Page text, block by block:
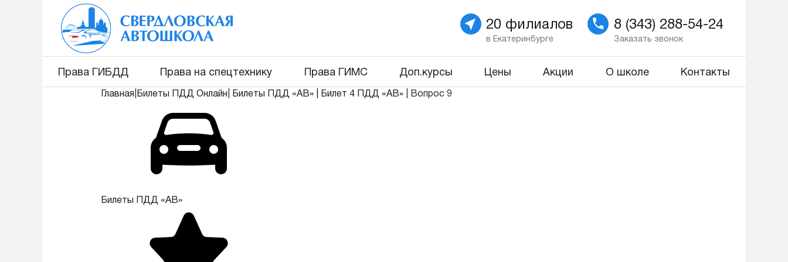
20 филиалов
в Екатеринбурге
8 (343) 288-54-24
Заказать звонок
Права ГИБДД Права на спецтехнику Права ГИМС Доп.курсы Цены Акции О школе Контакты
Главная Билеты ПДД Онлайн Билеты ПДД «АВ» Билет 4 ПДД «АВ» Вопрос 9
Билеты ПДД «АВ»